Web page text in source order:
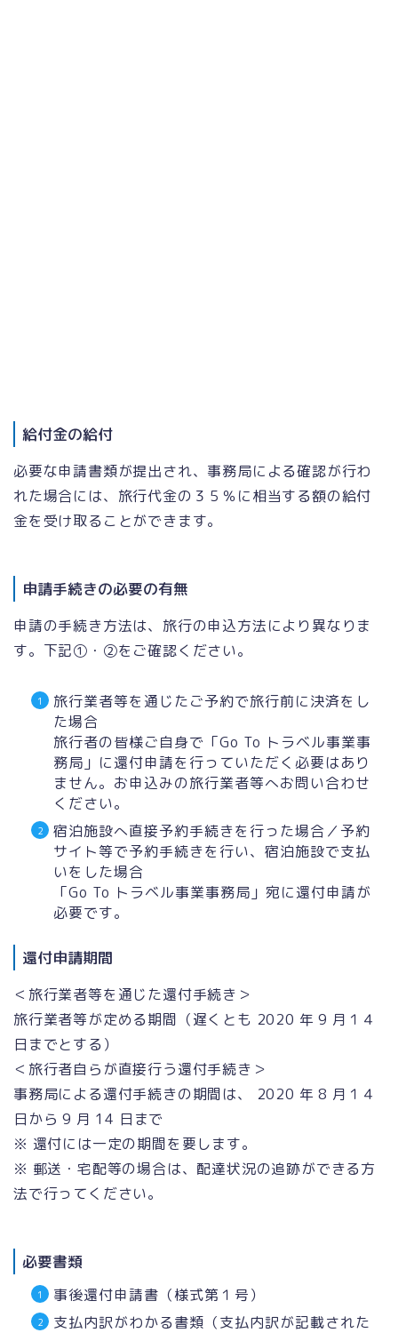
給付金の給付
必要な申請書類が提出され、事務局による確認が行わ
れた場合には、旅行代金の３５％に相当する額の給付
金を受け取ることができます。
申請手続きの必要の有無
申請の手続き方法は、旅行の申込方法により異なりま
す。下記①・②をご確認ください。
旅行業者等を通じたご予約で旅行前に決済をし
た場合
旅行者の皆様ご自身で「Go To トラベル事業事
務局」に還付申請を行っていただく必要はあり
ません。お申込みの旅行業者等へお問い合わせ
ください。
宿泊施設へ直接予約手続きを行った場合／予約
サイト等で予約手続きを行い、宿泊施設で支払
いをした場合
「Go To トラベル事業事務局」宛に還付申請が
必要です。
還付申請期間
＜旅行業者等を通じた還付手続き＞
旅行業者等が定める期間（遅くとも 2020 年 9 月１４
日までとする）
＜旅行者自らが直接行う還付手続き＞
事務局による還付手続きの期間は、 2020 年 8 月１４
日から 9 月 14 日まで
※ 還付には一定の期間を要します。
※ 郵送・宅配等の場合は、配達状況の追跡ができる方
法で行ってください。
必要書類
事後還付申請書（様式第１号）
支払内訳がわかる書類（支払内訳が記載された